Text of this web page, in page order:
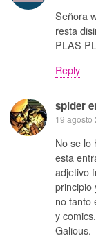
Señora
resta
PLAS
Reply
spider
19 agosto
No se lo
esta
adjetivo
principio
no tanto
y
Galious.